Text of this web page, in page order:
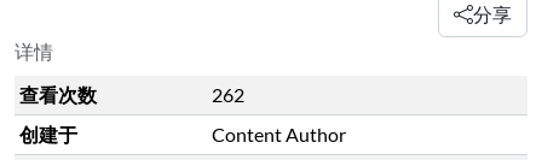
分享
详情
查看次数
262
创建于
Content Author